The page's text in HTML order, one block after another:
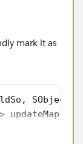
mark it as
SObject
=
) newSo;